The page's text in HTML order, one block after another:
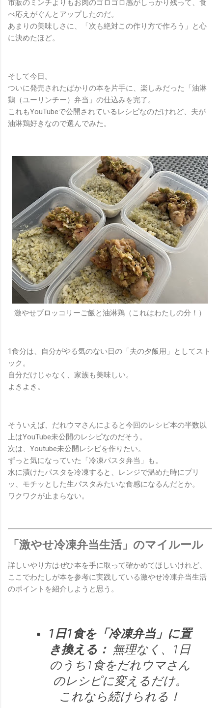
市販のミンチよりもお肉のゴロゴロ感がしっかり残って、食
べ応えがぐんとアップしたのだ。
あまりの美味しさに、「次も絶対この作り方で作ろう」と心
に決めたほど。
そして今日。
ついに発売されたばかりの本を片手に、楽しみだった「油淋
鶏（ユーリンチー）弁当」の仕込みを完了。
これもYouTubeで公開されているレシピなのだけれど、夫が
油淋鶏好きなので選んでみた。
激やせブロッコリーご飯と油淋鶏（これはわたしの分！）
1食分は、自分がやる気のない日の「夫の夕飯用」としてスト
ック。
自分だけじゃなく、家族も美味しい。
よきよき。
そういえば、だれウマさんによると今回のレシピ本の半数以
上はYouTube未公開のレシピなのだそう。
次は、Youtube未公開レシピを作りたい。
ずっと気になっていた「冷凍パスタ弁当」も。
水に漬けたパスタを冷凍すると、レンジで温めた時にプリ
ッ、モチッとした生パスタみたいな食感になるんだとか。
ワクワクが止まらない。
「激やせ冷凍弁当生活」のマイルール
詳しいやり方はぜひ本を手に取って確かめてほしいけれど、
ここでわたしが本を参考に実践している激やせ冷凍弁当生活
のポイントを紹介しようと思う。
1日1食を「冷凍弁当」に置
き換える： 無理なく、1日
のうち1食をだれウマさん
のレシピに変えるだけ。
これなら続けられる！